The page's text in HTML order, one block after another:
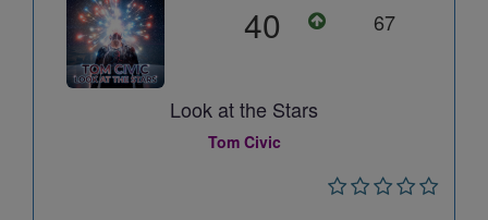
40 67
Look at the Stars
Tom Civic